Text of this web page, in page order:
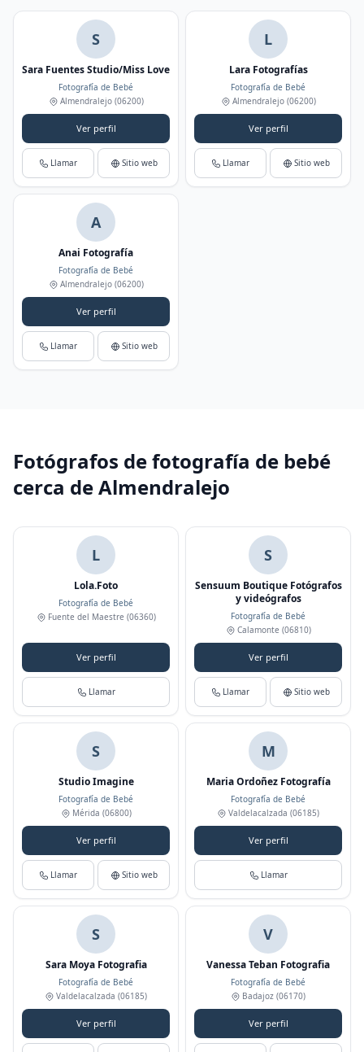
S
Sara Fuentes Studio/Miss Love
Fotografía de Bebé
Almendralejo(06200)
Ver perfil
Llamar Sitio web
L
Lara Fotografías
Fotografía de Bebé
Almendralejo(06200)
Ver perfil
Llamar Sitio web
A
Anai Fotografía
Fotografía de Bebé
Almendralejo(06200)
Ver perfil
Llamar Sitio web
Fotógrafos de fotografía de bebé
cerca de Almendralejo
L
Lola.Foto
Fotografía de Bebé
Fuente del Maestre (06360)
Ver perfil
Llamar
S
Sensuum Boutique Fotógrafos
y videógrafos
Fotografía de Bebé
Calamonte (06810)
Ver perfil
Llamar Sitio web
S
Studio Imagine
Fotografía de Bebé
Mérida (06800)
Ver perfil
Llamar Sitio web
M
Maria Ordoñez Fotografía
Fotografía de Bebé
Valdelacalzada (06185)
Ver perfil
Llamar
S
Sara Moya Fotografia
Fotografía de Bebé
Valdelacalzada (06185)
Ver perfil
V
Vanessa Teban Fotografia
Fotografía de Bebé
Badajoz (06170)
Ver perfil